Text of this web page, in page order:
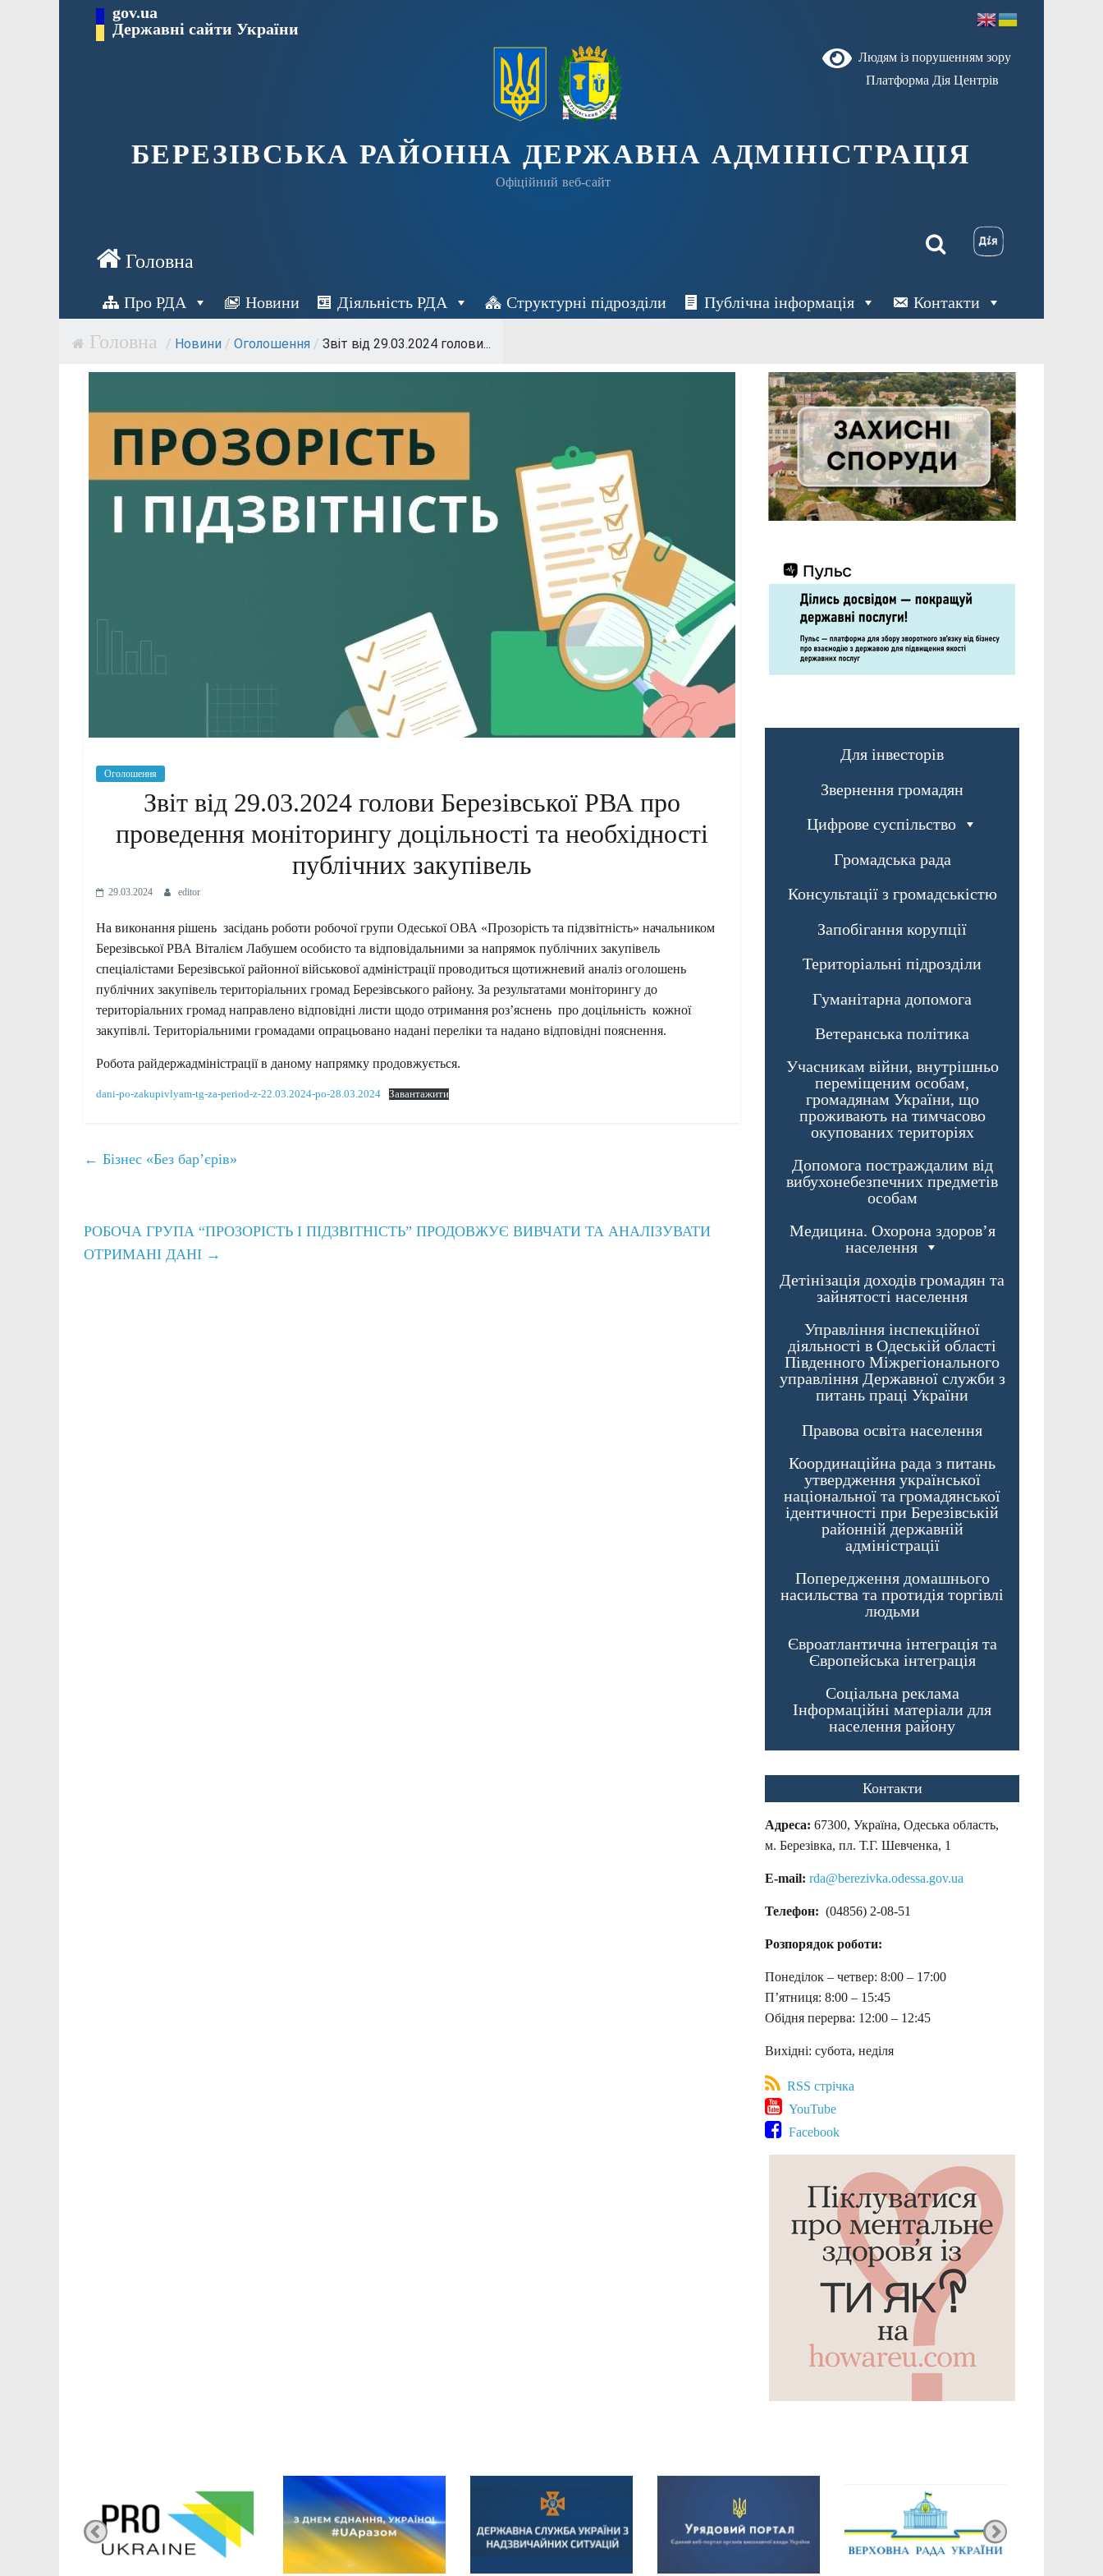
Перейти gov.ua
Державні сайти України
Людям із порушенням зору
Платформа Дія Центрів
БЕРЕЗІВСЬКА РАЙОННА ДЕРЖАВНА АДМІНІСТРАЦІЯ
Офіційний веб-сайт
Про РДА Новини Діяльність РДА Структурні підрозділи Публічна інформація Контакти
/ Новини / Оголошення / Звіт від 29.03.2024 голови...
Оголошення
Звіт від 29.03.2024 голови Березівської РВА про
проведення моніторингу доцільності та необхідності
публічних закупівель
29.03.2024 editor
На виконання рішень засідань роботи робочої групи Одеської ОВА «Прозорість та підзвітність» начальником
Березівської РВА Віталієм Лабушем особисто та відповідальними за напрямок публічних закупівель
спеціалістами Березівської районної військової адміністрації проводиться щотижневий аналіз оголошень
публічних закупівель територіальних громад Березівського району. За результатами моніторингу до
територіальних громад направлено відповідні листи щодо отримання роз’яснень про доцільність кожної
закупівлі. Територіальними громадами опрацьовано надані переліки та надано відповідні пояснення.
Робота райдержадміністрації в даному напрямку продовжується.
dani-po-zakupivlyam-tg-za-period-z-22.03.2024-po-28.03.2024 Завантажити
← Бізнес «Без бар’єрів»
РОБОЧА ГРУПА “ПРОЗОРІСТЬ І ПІДЗВІТНІСТЬ” ПРОДОВЖУЄ ВИВЧАТИ ТА АНАЛІЗУВАТИ
ОТРИМАНІ ДАНІ →
Для інвесторів
Звернення громадян
Цифрове суспільство
Громадська рада
Консультації з громадськістю
Запобігання корупції
Територіальні підрозділи
Гуманітарна допомога
Ветеранська політика
Учасникам війни, внутрішньо
переміщеним особам,
громадянам України, що
проживають на тимчасово
окупованих територіях
Допомога постраждалим від
вибухонебезпечних предметів
особам
Медицина. Охорона здоров’я
населення
Детінізація доходів громадян та
зайнятості населення
Управління інспекційної
діяльності в Одеській області
Південного Міжрегіонального
управління Державної служби з
питань праці України
Правова освіта населення
Координаційна рада з питань
утвердження української
національної та громадянської
ідентичності при Березівській
районній державній
адміністрації
Попередження домашнього
насильства та протидія торгівлі
людьми
Євроатлантична інтеграція та
Європейська інтеграція
Соціальна реклама
Інформаційні матеріали для
населення району
Контакти
Адреса: 67300, Україна, Одеська область,
м. Березівка, пл. Т.Г. Шевченка, 1
E-mail: rda@berezivka.odessa.gov.ua
Телефон: (04856) 2-08-51
Розпорядок роботи:
Понеділок – четвер: 8:00 – 17:00
П’ятниця: 8:00 – 15:45
Обідня перерва: 12:00 – 12:45
Вихідні: субота, неділя
RSS стрічка
YouTube
Facebook